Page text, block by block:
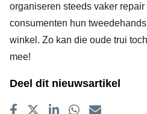
organiseren steeds vaker repair
consumenten hun
winkel. Zo kan die oude trui
mee!
Deel dit nieuwsartikel